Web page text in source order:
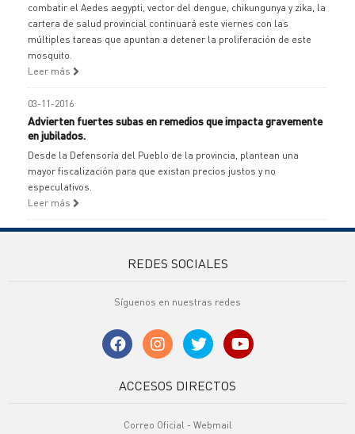
combatir el Aedes aegypti, vector del dengue, chikungunya y zika, la
cartera de salud provincial continuará este viernes con las
múltiples tareas que apuntan a detener la proliferación de este
mosquito.
Leer más
03-11-2016
Advierten fuertes subas en remedios que impacta gravemente
en jubilados.
Desde la Defensoría del Pueblo de la provincia, plantean una
mayor fiscalización para que existan precios justos y no
especulativos.
Leer más
REDES SOCIALES
Síguenos en nuestras redes
ACCESOS DIRECTOS
Correo Oficial - Webmail